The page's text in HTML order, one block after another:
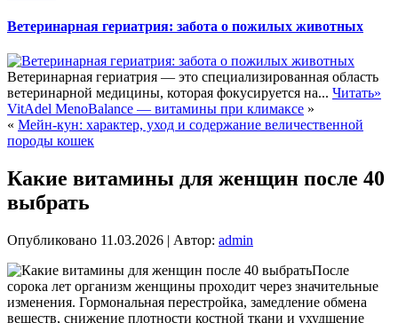
Ветеринарная гериатрия: забота о пожилых животных
Ветеринарная гериатрия — это специализированная область
ветеринарной медицины, которая фокусируется на... Читать»
VitAdel MenoBalance — витамины при климаксе »
« Мейн-кун: характер, уход и содержание величественной
породы кошек
Какие витамины для женщин после 40
выбрать
Опубликовано 11.03.2026 | Автор: admin
После
сорока лет организм женщины проходит через значительные
изменения. Гормональная перестройка, замедление обмена
веществ, снижение плотности костной ткани и ухудшение